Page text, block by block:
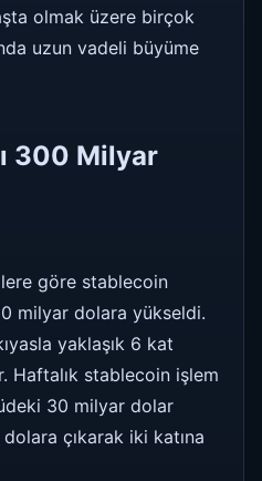
olmak üzere birçok
uzun vadeli büyüme
300 Milyar
göre stablecoin
milyar dolara yükseldi.
yaklaşık 6 kat
Haftalık stablecoin işlem
30 milyar dolar
çıkarak iki katına